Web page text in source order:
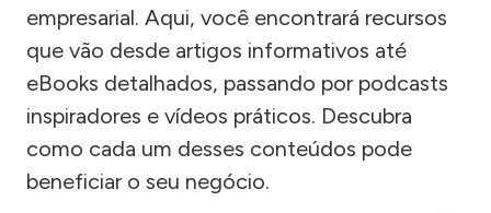
empresarial. Aqui, você encontrará recursos
que vão desde artigos informativos até
eBooks detalhados, passando por podcasts
inspiradores e vídeos práticos. Descubra
como cada um desses conteúdos pode
beneficiar o seu negócio.